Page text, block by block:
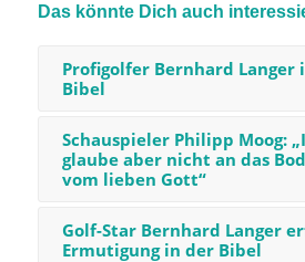
Das könnte Dich auch
Profigolfer Bernhard
Bibel
Schauspieler Philipp Moog:
glaube aber nicht an das
vom lieben Gott“
Golf-Star Bernhard Langer
Ermutigung in der Bibel